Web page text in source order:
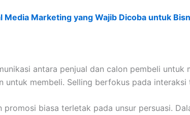
Media Marketing yang Wajib Dicoba untuk
antara penjual dan calon pembeli
untuk membeli. Selling berfokus pada
promosi biasa terletak pada unsur persuasi.